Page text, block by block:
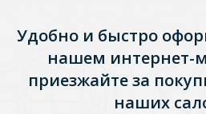
Удобно и быстро
нашем интернет-
приезжайте за
наших